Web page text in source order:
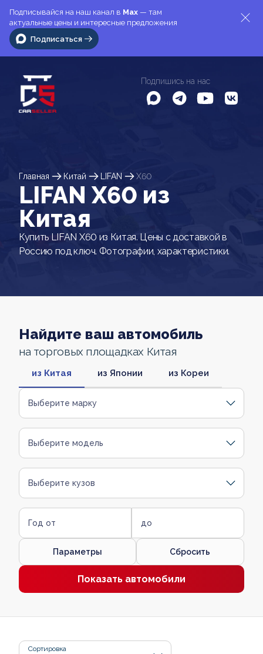
Подписывайся на наш канал в Max — там
актуальные цены и интересные предложения
Подписаться
Подпишись на нас
Главная Китай LIFAN X60
LIFAN X60 из
Китая
Купить LIFAN X60 из Китая. Цены с доставкой в
Россию под ключ. Фотографии, характеристики.
Найдите ваш автомобиль
на торговых площадках Китая
из Китая из Японии из Кореи
Выберите марку
Выберите модель
Выберите кузов
Год от до
Параметры Сбросить
Показать автомобили
Сортировка